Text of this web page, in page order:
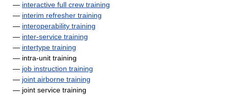
— interactive full crew training
— interim refresher training
— interoperability training
— inter-service training
— intertype training
— intra-unit training
— job instruction training
— joint airborne training
— joint service training